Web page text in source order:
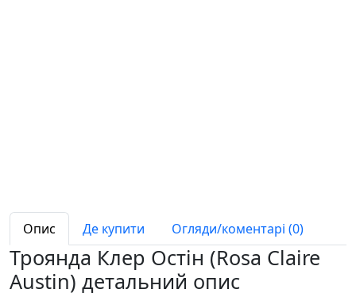
Опис Де купити Огляди/коментарі (0)
Троянда Клер Остін (Rosa Claire
Austin) детальний опис